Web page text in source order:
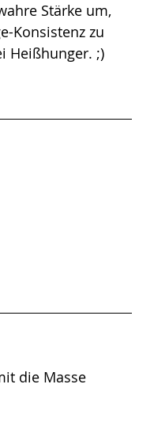
Stärke um,
Konsistenz zu
Heißhunger. ;)
die Masse